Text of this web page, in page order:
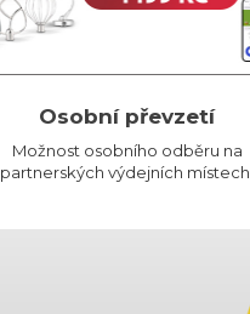
Osobní převzetí
Možnost osobního odběru na
partnerských výdejních místech.